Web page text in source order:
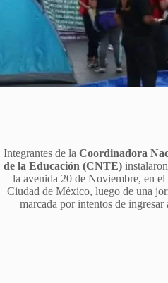
Integrantes de laCoordinadora
de la Educación (CNTE)
la avenida 20 de Noviembre, en
Ciudad de México, luego de una
marcada por intentos de ingresar